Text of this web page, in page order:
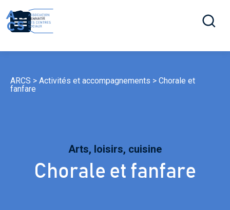
Menu
Ouvrir la
ARCS > Activités et accompagnements > Chorale et
fanfare
Arts, loisirs, cuisine
Chorale et fanfare